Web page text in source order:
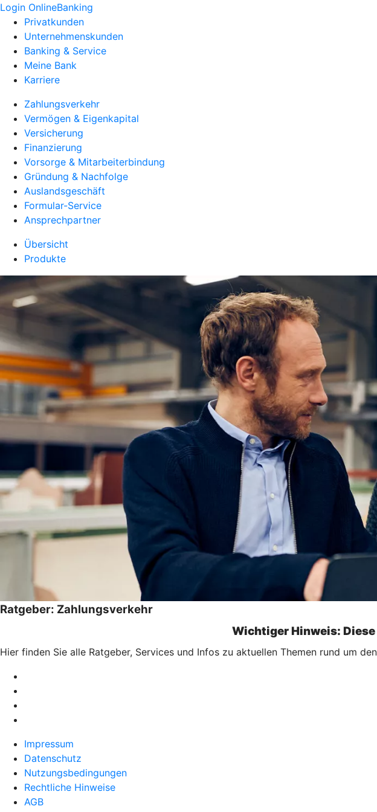
Login OnlineBanking
Privatkunden
Unternehmenskunden
Banking & Service
Meine Bank
Karriere
Zahlungsverkehr
Vermögen & Eigenkapital
Versicherung
Finanzierung
Vorsorge & Mitarbeiterbindung
Gründung & Nachfolge
Auslandsgeschäft
Formular-Service
Ansprechpartner
Übersicht
Produkte
Ratgeber: Zahlungsverkehr
Wichtiger Hinweis:
Hier finden Sie alle Ratgeber, Services und Infos zu aktuellen Themen rund um
Impressum
Datenschutz
Nutzungsbedingungen
Rechtliche Hinweise
AGB